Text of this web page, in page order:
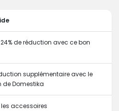
de réduction avec ce bon
supplémentaire avec le
Domestika
les accessoires